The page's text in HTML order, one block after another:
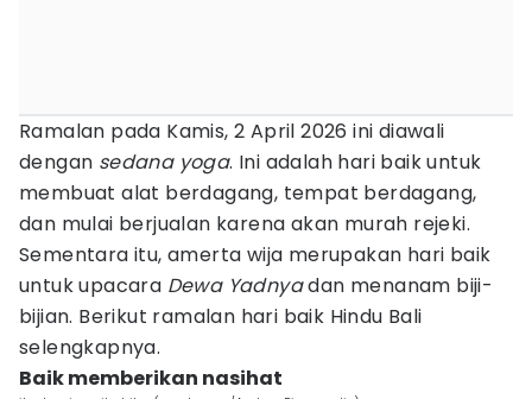
Ramalan pada Kamis, 2 April 2026 ini diawali
dengan sedana yoga. Ini adalah hari baik untuk
membuat alat berdagang, tempat berdagang,
dan mulai berjualan karena akan murah rejeki.
Sementara itu, amerta wija merupakan hari baik
untuk upacara Dewa Yadnyadan menanam biji-
bijian. Berikut ramalan hari baik Hindu Bali
selengkapnya.
Baik memberikan nasihat